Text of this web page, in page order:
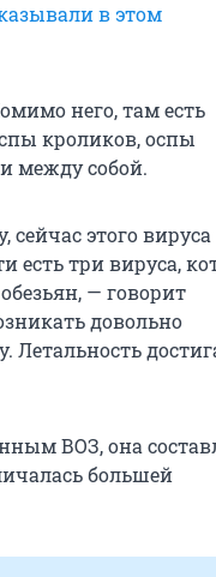
в этом
него, там есть
кроликов, оспы
между собой.
этого вируса
есть три вируса,
— говорит
довольно
ВОЗ, она
большей